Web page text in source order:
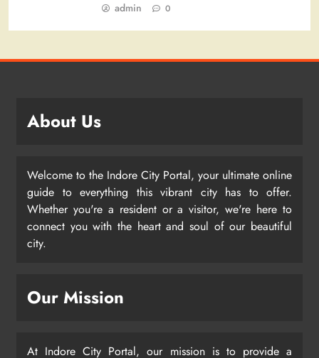
admin 0
About Us
Welcome to the Indore City Portal, your ultimate online
guide to everything this vibrant city has to offer.
Whether you're a resident or a visitor, we're here to
connect you with the heart and soul of our beautiful
city.
Our Mission
At Indore City Portal, our mission is to provide a